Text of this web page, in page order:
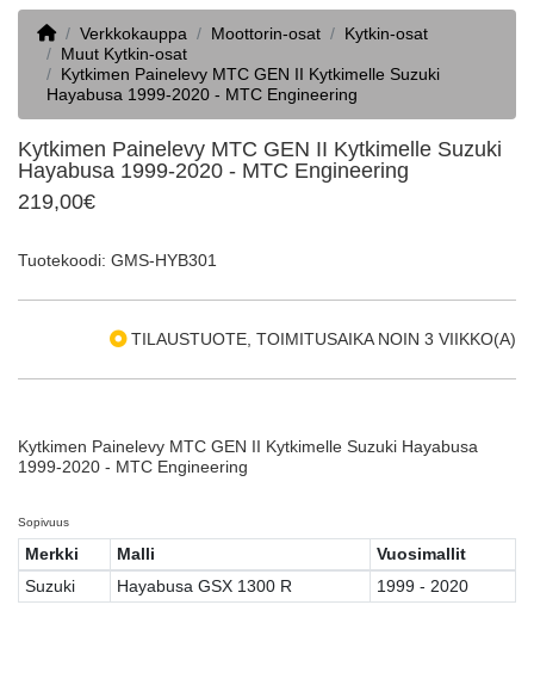
HomeVerkkokauppa Moottorin-osat
Kytkin-osat
Muut Kytkin-osat
Kytkimen Painelevy MTC GEN II Kytkimelle Suzuki
Hayabusa 1999-2020 - MTC Engineering
Kytkimen Painelevy MTC GEN II Kytkimelle Suzuki
Hayabusa 1999-2020 - MTC Engineering
219,00€
Tuotekoodi: GMS-HYB301
TILAUSTUOTE, TOIMITUSAIKA NOIN 3 VIIKKO(A)
Kytkimen Painelevy MTC GEN II Kytkimelle Suzuki Hayabusa
1999-2020 - MTC Engineering
Sopivuus
Merkki Malli
Vuosimallit
Suzuki
Hayabusa GSX 1300 R 1999 - 2020